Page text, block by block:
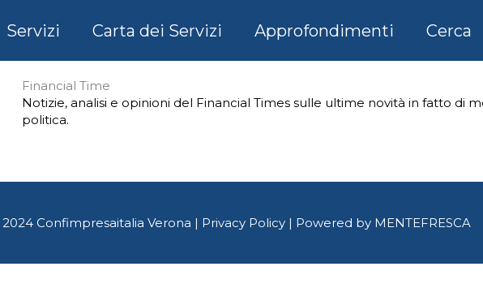
Servizi Carta dei Servizi Approfondimenti Cerca
Financial Time
Notizie, analisi e opinioni del Financial Times sulle ultime novità in fatto di
politica.
Confimpresaitalia Verona | Privacy Policy| Powered by MENTEFRESCA